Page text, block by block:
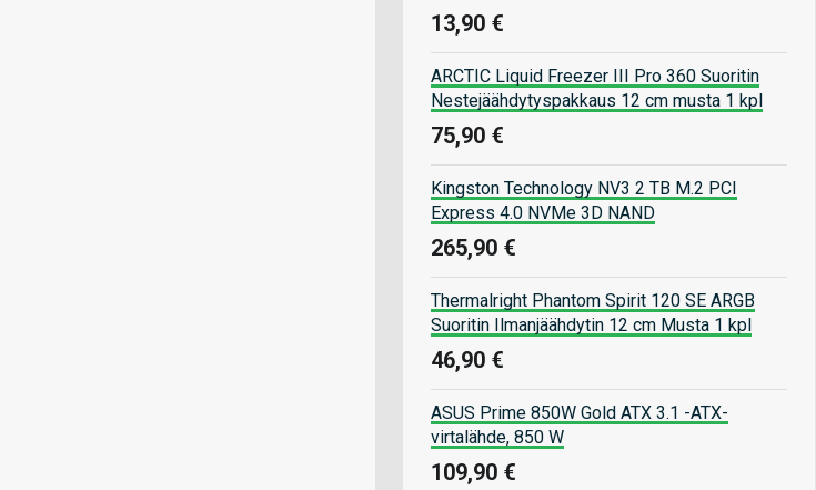
13,90 €
ARCTIC Liquid Freezer III Pro 360 Suoritin
Nestejäähdytyspakkaus 12 cm musta 1 kpl
75,90 €
Kingston Technology NV3 2 TB M.2 PCI
Express 4.0 NVMe 3D NAND
265,90 €
Thermalright Phantom Spirit 120 SE ARGB
Suoritin Ilmanjäähdytin 12 cm Musta 1 kpl
46,90 €
ASUS Prime 850W Gold ATX 3.1 -ATX-
virtalähde, 850 W
109,90 €